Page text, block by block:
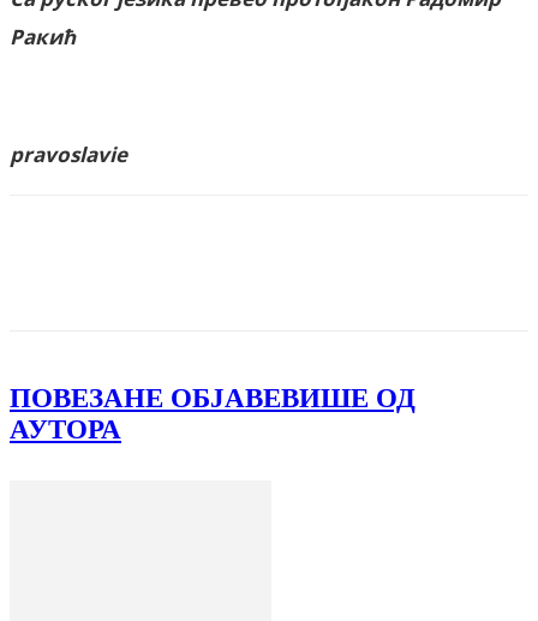
Ракић
pravoslavie
ПОВЕЗАНЕ ОБЈАВЕВИШЕ ОД
АУТОРА